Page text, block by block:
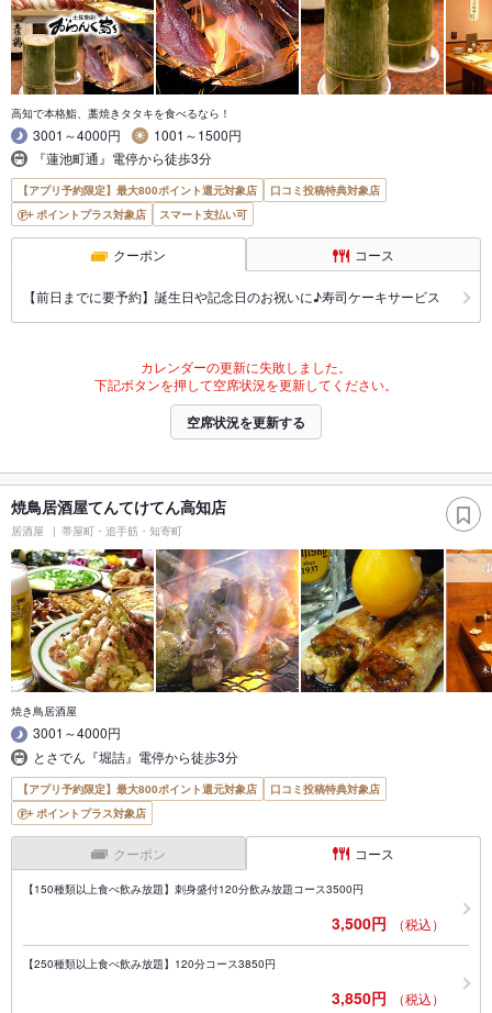
高知で本格鮨、藁焼きタタキを食べるなら！
3001～4000円
1001～1500円
『蓮池町通』電停から徒歩3分
【アプリ予約限定】最大800ポイント還元対象店
口コミ投稿特典対象店
ポイントプラス対象店
スマート支払い可
クーポン コース
【前日までに要予約】誕生日や記念日のお祝いに♪寿司ケーキサービス
カレンダーの更新に失敗しました。
下記ボタンを押して空席状況を更新してください。
空席状況を更新する
焼鳥居酒屋てんてけてん高知店
居酒屋 帯屋町・追手筋・知寄町
焼き鳥居酒屋
3001～4000円
とさでん『堀詰』電停から徒歩3分
【アプリ予約限定】最大800ポイント還元対象店
口コミ投稿特典対象店
ポイントプラス対象店
クーポン コース
【150種類以上食べ飲み放題】刺身盛付120分飲み放題コース3500円
3,500円 （税込）
【250種類以上食べ飲み放題】120分コース3850円
3,850円 （税込）